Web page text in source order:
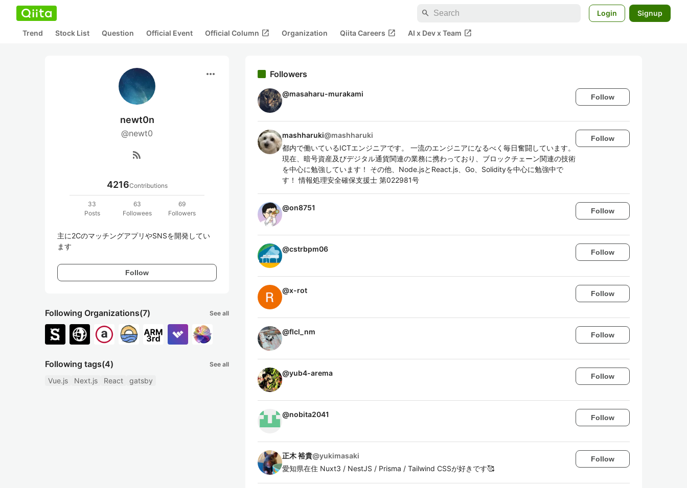
search Login Signup
Trend Stock List Question Official Event Official Column open_in_new Organization Qiita Careers open_in_new AI x Dev x Team open_in_new
more_horiz
newt0n
@newt0
rss_feed
4216Contributions
33
Posts
63
Followees
69
Followers
主に2CのマッチングアプリやSNSを開発してい
ます
Follow
Following Organizations(7) See all
Following tags(4) See all
Vue.js Next.js React gatsby
Followers
@masaharu-murakami Follow
mashharuki@mashharuki
都内で働いているICTエンジニアです。 一流のエンジニアになるべく毎日奮闘しています。
現在、暗号資産及びデジタル通貨関連の業務に携わっており、ブロックチェーン関連の技術
を中心に勉強しています！ その他、Node.jsとReact.js、Go、Solidityを中心に勉強中で
す！ 情報処理安全確保支援士 第022981号
Follow
@on8751 Follow
@cstrbpm06 Follow
@x-rot Follow
@flcl_nm Follow
@yub4-arema Follow
@nobita2041 Follow
正木 裕貴@yukimasaki
愛知県在住 Nuxt3 / NestJS / Prisma / Tailwind CSSが好きです🥰
Follow